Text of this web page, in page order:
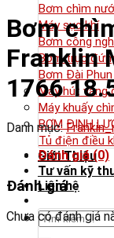
Bơm chìm
Máy sục khí
Bơm công
Bơm trục
Bơm Đài
Máy hút váng
Máy khuấy
BƠM ĐỊNH
Tủ điện điều
Giới Thiệu
Tư vấn kỹ
Liên hệ
Tìm
Bơm
Franklin
1766
Danh mục:
Đánh giá (0)
Đánh giá
Chưa có đánh giá